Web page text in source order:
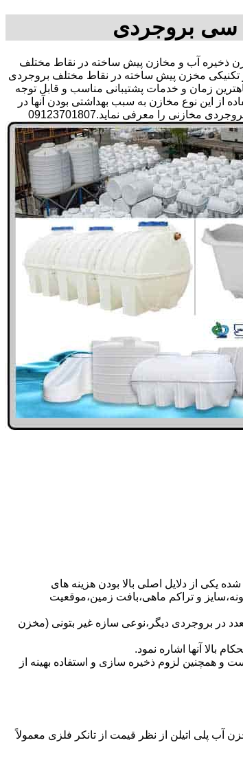
سی بروجردی
آب و مخازن پیش ساخته در نقاط مختلف
تکنیکی مخزن پیش ساخته در نقاط مختلف بروجردی
زمان و خدمات پشتیبانی مناسب و قابل توجه
این نوع مخازن به سبب بهداشتی بودن آنها در
ذخیره سازی آب آشامیدنی و سالم برای مدت زیاد و قیمت متعادل و مناسب و همچنین سرمایه گذاری در امور شبکه های آبرسانی مشتریان در همه نقاط بروجردی مخازنی را معرفی نماید.09123701807
یکی از دلایل اصلی بالا بودن هزینه های
و تراکم ماهی،بافت زمین،موقعیت
در بروجردی دیگر،نوعی سازه غیر بتونی (مخزن
بالا آنها اشاره نمود.
همچنین لزوم ذخیره سازی و استفاده بهینه از
آب پلی اتیلن از نظر قیمت از تانکر فلزی معمولاً